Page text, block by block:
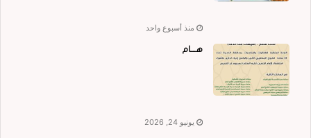
منذ أسبوع واحد
هــــام
يونيو 24, 2026